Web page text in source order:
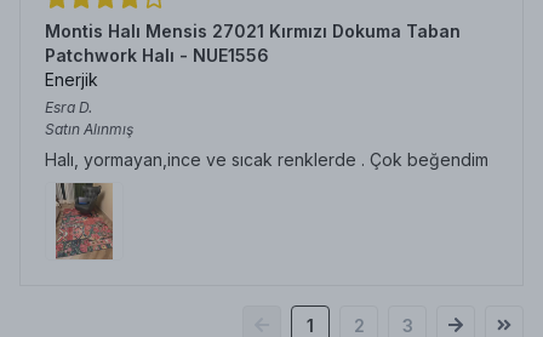
Montis Halı Mensis 27021 Kırmızı Dokuma Taban
Patchwork Halı - NUE1556
Enerjik
Esra D.
Satın Alınmış
Halı, yormayan,ince ve sıcak renklerde . Çok beğendim
1 2 3